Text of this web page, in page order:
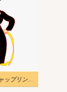
チャーリー・チャップリンの帽子のイラストを保持